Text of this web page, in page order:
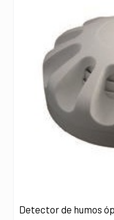
Detector de humos